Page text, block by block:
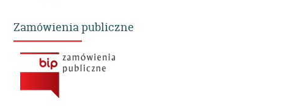
Zamówienia publiczne